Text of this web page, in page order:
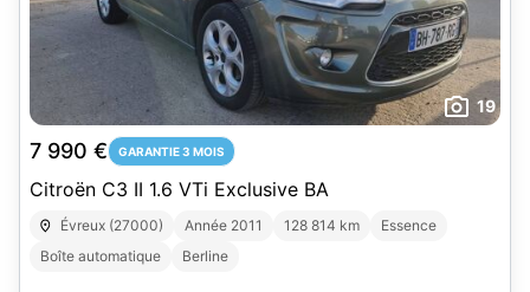
19
7 990 € GARANTIE 3 MOIS
Citroën C3 II 1.6 VTi Exclusive BA
Évreux (27000) Année 2011 128 814 km
Essence
Boîte automatique
Berline